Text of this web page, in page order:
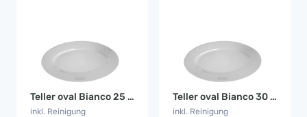
Teller oval Bianco 25 cm
inkl. Reinigung
Teller oval Bianco 30 cm
inkl. Reinigung